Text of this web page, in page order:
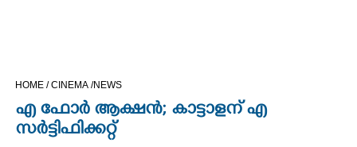
OPINION
HOME /CINEMA /NEWS
എ ഫോർ ആക്ഷൻ; കാട്ടാളന് എ
സർട്ടിഫിക്കറ്റ്